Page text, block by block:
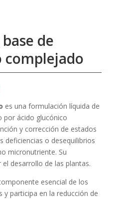
de
complejado
es una formulación líquida de
por ácido glucónico
y corrección de estados
deficiencias o desequilibrios
micronutriente. Su
desarrollo de las plantas.
esencial de los
y participa en la reducción de